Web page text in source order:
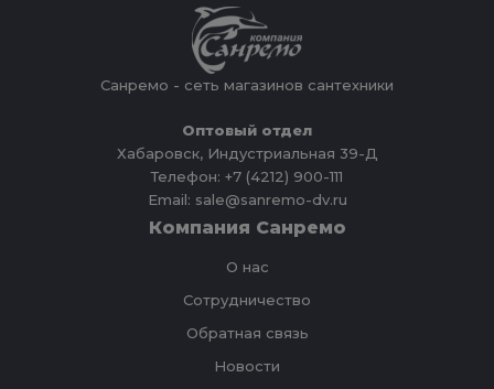
Санремо - сеть магазинов сантехники
Оптовый отдел
Хабаровск, Индустриальная 39-Д
Телефон: +7 (4212) 900-111
Email: sale@sanremo-dv.ru
Компания Санремо
О нас
Сотрудничество
Обратная связь
Новости